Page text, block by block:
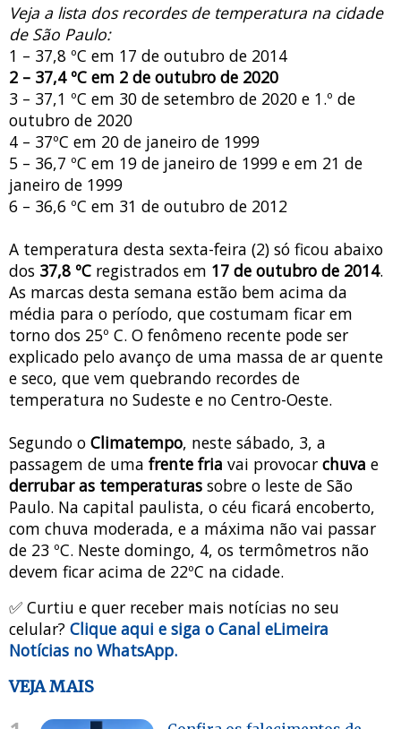
Veja a lista dos recordes de temperatura na cidade
de São Paulo:
1 – 37,8 ºC em 17 de outubro de 2014
2 – 37,4 ºC em 2 de outubro de 2020
3 – 37,1 ºC em 30 de setembro de 2020 e 1.º de
outubro de 2020
4 – 37ºC em 20 de janeiro de 1999
5 – 36,7 ºC em 19 de janeiro de 1999 e em 21 de
janeiro de 1999
6 – 36,6 ºC em 31 de outubro de 2012
A temperatura desta sexta-feira (2) só ficou abaixo
dos 37,8 ºC registrados em 17 de outubro de 2014.
As marcas desta semana estão bem acima da
média para o período, que costumam ficar em
torno dos 25º C. O fenômeno recente pode ser
explicado pelo avanço de uma massa de ar quente
e seco, que vem quebrando recordes de
temperatura no Sudeste e no Centro-Oeste.
Segundo o Climatempo, neste sábado, 3, a
passagem de uma frente fria vai provocar chuva e
derrubar as temperaturas sobre o leste de São
Paulo. Na capital paulista, o céu ficará encoberto,
com chuva moderada, e a máxima não vai passar
de 23 ºC. Neste domingo, 4, os termômetros não
devem ficar acima de 22ºC na cidade.
✅ Curtiu e quer receber mais notícias no seu
celular? Clique aqui e siga o Canal eLimeira
Notícias no WhatsApp.
VEJA MAIS